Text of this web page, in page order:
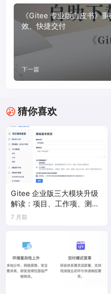
《Gitee 专业版白皮书》
效、快捷交付
下一篇
猜你喜欢
Gitee 企业版三大模块升级
解读：项目、工作项、测试
体系全面进化！
7 月前